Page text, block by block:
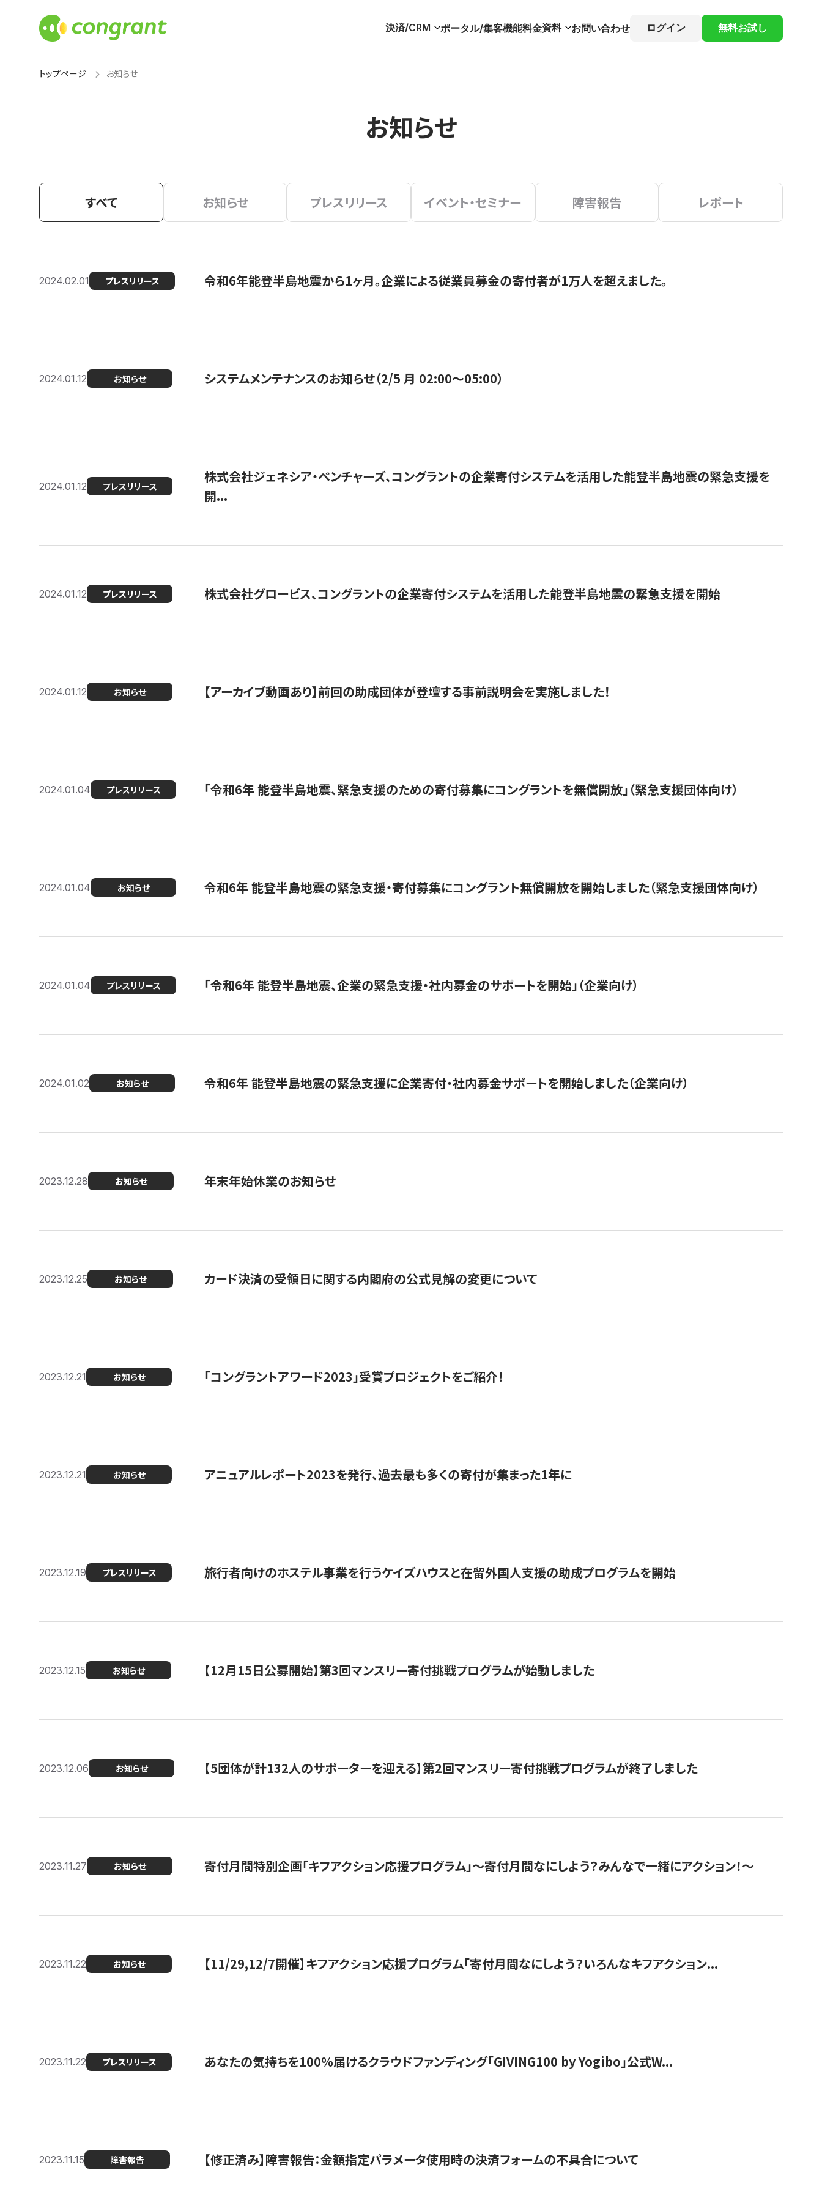
決済/CRM ポータル/集客機能料金資料 お問い合わせ ログイン 無料お試し
トップページ お知らせ
お知らせ
すべて お知らせ プレスリリース イベント・セミナー 障害報告 レポート
2024.02.01 プレスリリース 令和6年能登半島地震から1ヶ月。企業による従業員募金の寄付者が1万人を超えました。
2024.01.12 お知らせ システムメンテナンスのお知らせ（2/5 月 02:00〜05:00）
2024.01.12 プレスリリース
株式会社ジェネシア・ベンチャーズ、コングラントの企業寄付システムを活用した能登半島地震の緊急支援を
開...
2024.01.12 プレスリリース 株式会社グロービス、コングラントの企業寄付システムを活用した能登半島地震の緊急支援を開始
2024.01.12 お知らせ 【アーカイブ動画あり】前回の助成団体が登壇する事前説明会を実施しました！
2024.01.04 プレスリリース 「令和6年 能登半島地震、緊急支援のための寄付募集にコングラントを無償開放」（緊急支援団体向け）
2024.01.04 お知らせ 令和6年 能登半島地震の緊急支援・寄付募集にコングラント無償開放を開始しました（緊急支援団体向け）
2024.01.04 プレスリリース 「令和6年 能登半島地震、企業の緊急支援・社内募金のサポートを開始」（企業向け）
2024.01.02 お知らせ 令和6年 能登半島地震の緊急支援に企業寄付・社内募金サポートを開始しました（企業向け）
2023.12.28 お知らせ 年末年始休業のお知らせ
2023.12.25 お知らせ カード決済の受領日に関する内閣府の公式見解の変更について
2023.12.21 お知らせ 「コングラントアワード2023」受賞プロジェクトをご紹介！
2023.12.21 お知らせ アニュアルレポート2023を発行、過去最も多くの寄付が集まった1年に
2023.12.19 プレスリリース 旅行者向けのホステル事業を行うケイズハウスと在留外国人支援の助成プログラムを開始
2023.12.15 お知らせ 【12月15日公募開始】第3回マンスリー寄付挑戦プログラムが始動しました
2023.12.06 お知らせ 【5団体が計132人のサポーターを迎える】第2回マンスリー寄付挑戦プログラムが終了しました
2023.11.27 お知らせ 寄付月間特別企画「キフアクション応援プログラム」〜寄付月間なにしよう？みんなで一緒にアクション！〜
2023.11.22 お知らせ 【11/29,12/7開催】キフアクション応援プログラム「寄付月間なにしよう？いろんなキフアクション...
2023.11.22 プレスリリース あなたの気持ちを100％届けるクラウドファンディング「GIVING100 by Yogibo」公式W...
2023.11.15 障害報告 【修正済み】障害報告：金額指定パラメータ使用時の決済フォームの不具合について